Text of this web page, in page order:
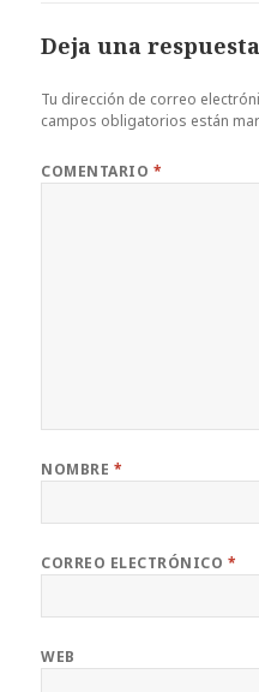
Deja una respuesta
Tu dirección de correo
campos obligatorios están
COMENTARIO *
NOMBRE *
CORREO ELECTRÓNICO *
WEB